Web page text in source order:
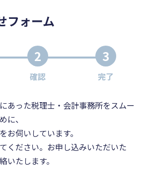
フォーム
2
確認
3
完了
あった税理士・会計事務所をスムー
に、
お伺いしています。
ください。お申し込みいただいた
いたします。